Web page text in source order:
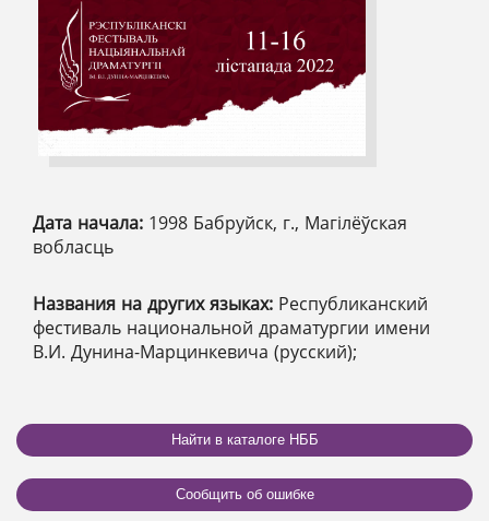
Дата начала: 1998 Бабруйск, г., Магілёўская
вобласць
Названия на других языках: Республиканский
фестиваль национальной драматургии имени
В.И. Дунина-Марцинкевича (русский);
Найти в каталоге НББ
Сообщить об ошибке